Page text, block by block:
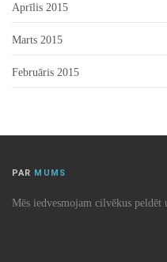
Aprīlis 2015
Marts 2015
Februāris 2015
PAR MUMS
Mēs iedvesmojam cilvēkus peldēt